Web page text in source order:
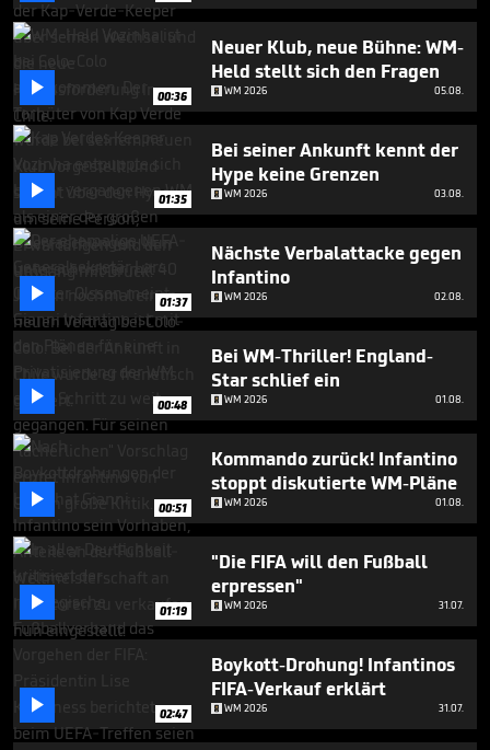
seconds
 00:36
Neuer Klub, neue Bühne: WM-
Held stellt sich den Fragen
WM 2026 05.08.
 01:35
Bei seiner Ankunft kennt der
Hype keine Grenzen
WM 2026 03.08.
 01:37
Nächste Verbalattacke gegen
Infantino
WM 2026 02.08.
 00:48
Bei WM-Thriller! England-
Star schlief ein
WM 2026 01.08.
 00:51
Kommando zurück! Infantino
stoppt diskutierte WM-Pläne
WM 2026 01.08.
 01:19
"Die FIFA will den Fußball
erpressen"
WM 2026 31.07.
 02:47
Boykott-Drohung! Infantinos
FIFA-Verkauf erklärt
WM 2026 31.07.